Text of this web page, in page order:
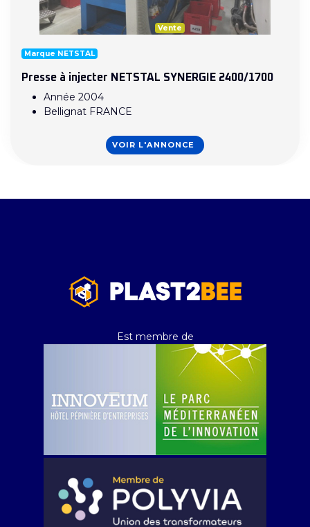
Vente
Marque NETSTAL
Presse à injecter NETSTAL SYNERGIE 2400/1700
Année 2004
Bellignat FRANCE
VOIR L'ANNONCE
Est membre de